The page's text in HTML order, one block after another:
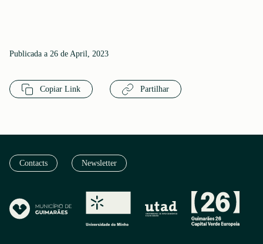
Publicada a 26 de April, 2023
Copiar Link Partilhar
Contacts Newsletter